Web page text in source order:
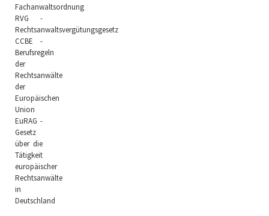
Fachanwaltsordnung
RVG -
Rechtsanwaltsvergütungsgesetz
CCBE -
Berufsregeln
der
Rechtsanwälte
der
Europäischen
Union
EuRAG -
Gesetz
über die
Tätigkeit
europäischer
Rechtsanwälte
in
Deutschland